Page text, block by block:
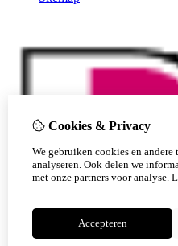
Cookies & Privacy
We gebruiken cookies en
analyseren. Ook delen we
met onze partners voor analyse.
Accepteren